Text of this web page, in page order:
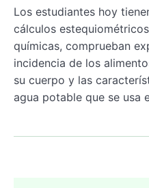
Los estudiantes hoy
cálculos
químicas, comprueban
incidencia de los
su cuerpo y las
agua potable que se usa